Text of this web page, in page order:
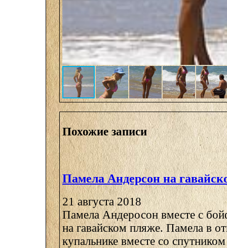
Похожие записи
Памела Андерсон на
21 августа 2018
Памела Андеросон вместе с
на гавайском пляже. Памела в
купальнике вместе со